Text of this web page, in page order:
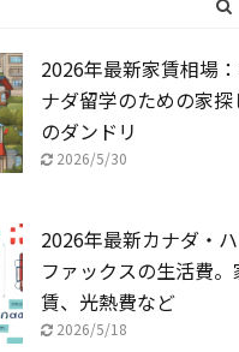
2026年最新家賃相場
ナダ留学のための家探
のダンドリ
2026/5/30
2026年最新カナダ・
ファックスの生活費。
賃、光熱費など
2026/5/18